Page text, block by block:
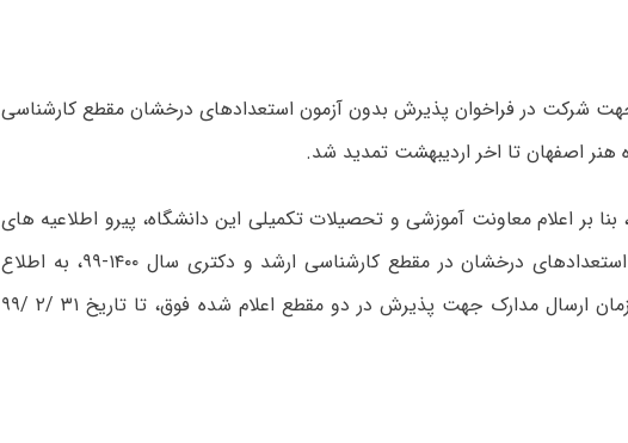
شرکت در فراخوان پذیرش بدون آزمون استعدادهای درخشان مقطع کارشناسی
، بنا بر اعلام معاونت آموزشی و تحصیلات تکمیلی این دانشگاه، پیرو اطلاعیه های
پذیرش بدون آزمون استعدادهای درخشان در مقطع کارشناسی ارشد و دکتری سال ۱۴۰۰-۹۹، به اطلاع
داوطلبان می رساند زمان ارسال مدارک جهت پذیرش در دو مقطع اعلام شده فوق، تا تاریخ ۳۱ /۲ /۹۹